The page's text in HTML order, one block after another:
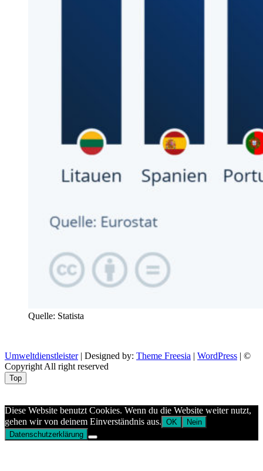
Quelle: Statista
Umweltdienstleister| Designed by: Theme Freesia | WordPress | ©
Copyright All right reserved
Top
Diese Website benutzt Cookies. Wenn du die Website weiter nutzt,
gehen wir von deinem Einverständnis aus. OK
Nein
Datenschutzerklärung